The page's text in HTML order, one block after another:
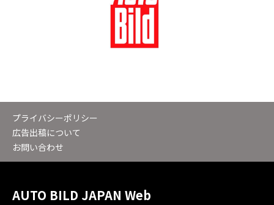
プライバシーポリシー
広告出稿について
お問い合わせ
AUTO BILD JAPAN Web